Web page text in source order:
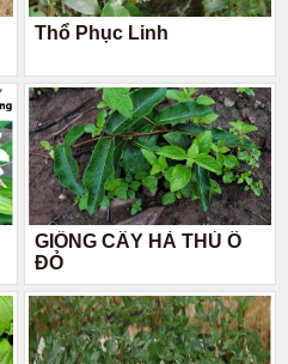
Thổ Phục Linh
GIỐNG CÂY HÀ THỦ Ô
ĐỎ